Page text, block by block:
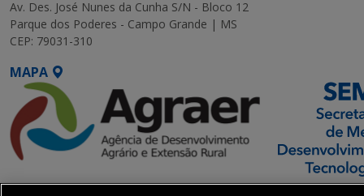
Av. Des. José Nunes da Cunha S/N - Bloco 12
Parque dos Poderes - Campo Grande | MS
CEP: 79031-310
MAPA